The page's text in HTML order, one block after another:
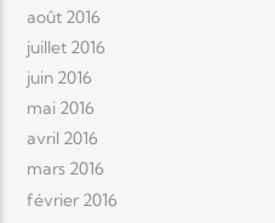
août 2016
juillet 2016
juin 2016
mai 2016
avril 2016
mars 2016
février 2016